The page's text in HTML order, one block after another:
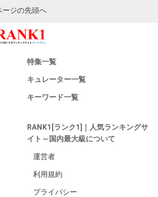
ージの先頭へ
特集一覧
キュレーター一覧
キーワード一覧
RANK1[ランク1]｜人気ランキングサ
イト～国内最大級について
運営者
利用規約
プライバシー